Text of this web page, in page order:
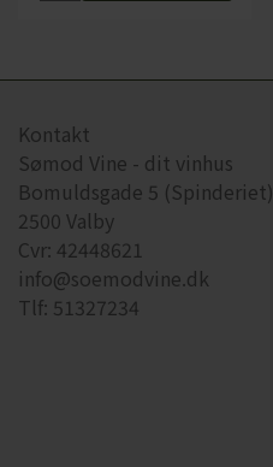
Kontakt
Sømod Vine - dit vinhus
Bomuldsgade 5 (Spinderiet)
2500 Valby
Cvr: 42448621
info@soemodvine.dk
Tlf: 51327234